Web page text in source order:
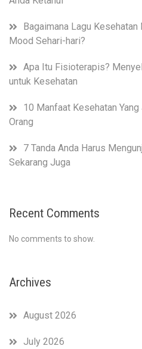
Bagaimana Lagu
Mood Sehari-hari?
Apa Itu Fisioterapis?
untuk Kesehatan
10 Manfaat Kesehatan
Orang
7 Tanda Anda Harus
Sekarang Juga
Recent Comments
No comments to show.
Archives
August 2026
July 2026